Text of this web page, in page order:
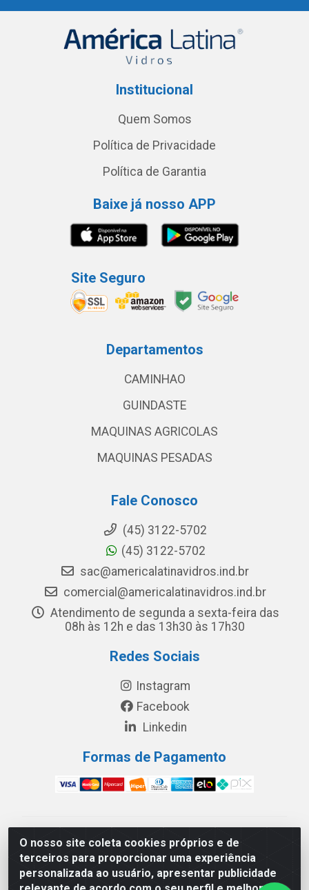
O nosso site coleta cookies próprios e de
terceiros para proporcionar uma experiência
personalizada ao usuário, apresentar publicidade
Institucional
Quem Somos
Política de Privacidade
Política de Garantia
Baixe já nosso APP
Site Seguro
Departamentos
CAMINHAO
GUINDASTE
MAQUINAS AGRICOLAS
MAQUINAS PESADAS
Fale Conosco
(45) 3122-5702
(45) 3122-5702
sac@americalatinavidros.ind.br
comercial@americalatinavidros.ind.br
Atendimento de segunda a sexta-feira das
08h às 12h e das 13h30 às 17h30
Redes Sociais
Instagram
Facebook
Linkedin
Formas de Pagamento
América Latina Indústria e Comércio de Vidros LTDA -
CNPJ 19.813.045/0001-03 - Rua Carlos Drummond de
Andrade, 151 Núcleo Industrial III – Cascavel/PR - CEP
85.811-530